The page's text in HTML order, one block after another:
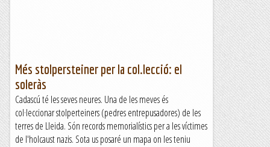
Més stolpersteiner per la col.lecció: el
soleràs
Cadascú té les seves neures. Una de les meves és
col·leccionar stolperteiners (pedres entrepusadores) de les
terres de Lleida. Són records memorialístics per a les víctimes
de l'holcaust nazis. Sota us posaré un mapa on les teniu